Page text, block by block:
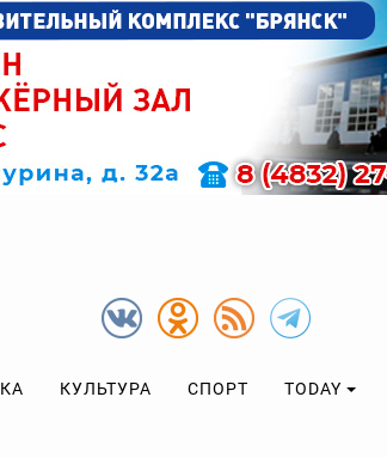
КУЛЬТУРА СПОРТ TODAY